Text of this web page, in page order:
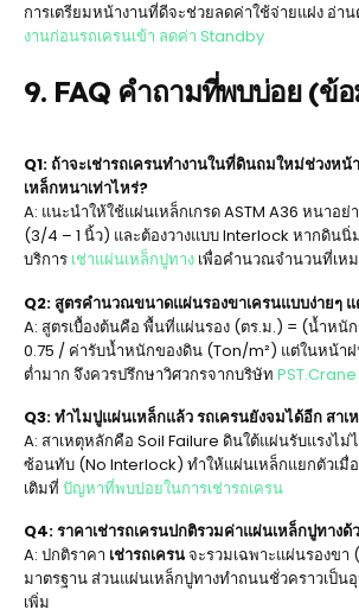
การเตรียมหน้างานที่ดีจะช่วยลดค่าใช้จ่ายแฝง อ่า
งานก่อนรถเครนเข้า ลดค่า Standby
9. FAQ คำถามที่พบบ่อย (ข้อ
Q1: ถ้าจะเช่ารถเครนทำงานในที่ดินถมใหม่ช่วงหน้
เหล็กหนาเท่าไหร่?
A: แนะนำให้ใช้แผ่นเหล็กเกรด ASTM A36 หนาอ
(3/4 – 1 นิ้ว) และต้องวางแบบ Interlock หากดิน
บริการ เช่าแผ่นเหล็กปูทาง เพื่อคำนวณจำนวนที่เห
Q2: สูตรคำนวณขนาดแผ่นรองขาเครนแบบง่ายๆ
A: สูตรเบื้องต้นคือ พื้นที่แผ่นรอง (ตร.ม.) = (น้ำหนั
0.75 / ค่ารับน้ำหนักของดิน (Ton/m²) แต่ในหน้า
ต่ำมาก จึงควรปรึกษาวิศวกรจากบริษัท PST.Crane
Q3: ทำไมปูแผ่นเหล็กแล้ว รถเครนยังจมได้อีก สาเ
A: สาเหตุหลักคือ Soil Failure ดินใต้แผ่นรับแรงไม่
ซ้อนทับ (No Interlock) ทำให้แผ่นเหล็กแยกตัวเมื่
เติมที่ ปัญหาที่พบบ่อยในการเช่ารถเครน
Q4: ราคาเช่ารถเครนปกติรวมค่าแผ่นเหล็กปูทาง
A: ปกติราคา เช่ารถเครนจะรวมเฉพาะแผ่นรองข
มาตรฐาน ส่วนแผ่นเหล็กปูทางทำถนนชั่วคราวเป็น
เพิ่ม